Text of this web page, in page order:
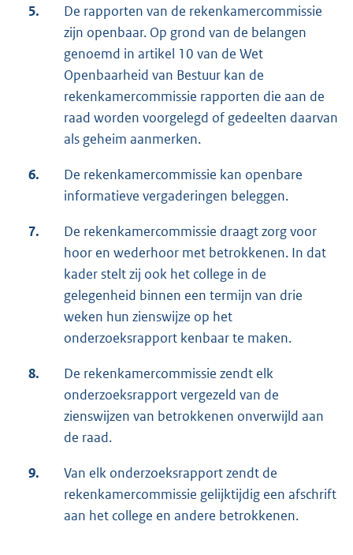
5.
De rapporten van de rekenkamercommissie
zijn openbaar. Op grond van de belangen
genoemd in artikel 10 van de Wet
Openbaarheid van Bestuur kan de
rekenkamercommissie rapporten die aan de
raad worden voorgelegd of gedeelten daarvan
als geheim aanmerken.
6.
De rekenkamercommissie kan openbare
informatieve vergaderingen beleggen.
7.
De rekenkamercommissie draagt zorg voor
hoor en wederhoor met betrokkenen. In dat
kader stelt zij ook het college in de
gelegenheid binnen een termijn van drie
weken hun zienswijze op het
onderzoeksrapport kenbaar te maken.
8.
De rekenkamercommissie zendt elk
onderzoeksrapport vergezeld van de
zienswijzen van betrokkenen onverwijld aan
de raad.
9.
Van elk onderzoeksrapport zendt de
rekenkamercommissie gelijktijdig een afschrift
aan het college en andere betrokkenen.